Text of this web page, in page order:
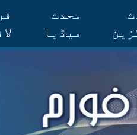
محدث
میڈیا